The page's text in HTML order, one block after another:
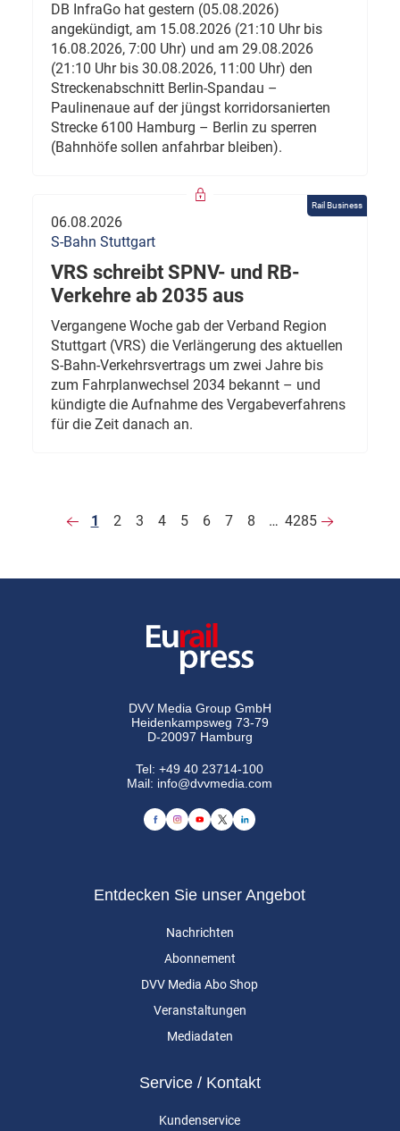
DB InfraGo hat gestern (05.08.2026)
angekündigt, am 15.08.2026 (21:10 Uhr bis
16.08.2026, 7:00 Uhr) und am 29.08.2026
(21:10 Uhr bis 30.08.2026, 11:00 Uhr) den
Streckenabschnitt Berlin-Spandau –
Paulinenaue auf der jüngst korridorsanierten
Strecke 6100 Hamburg – Berlin zu sperren
(Bahnhöfe sollen anfahrbar bleiben).
Rail Business
06.08.2026
S-Bahn Stuttgart
VRS schreibt SPNV- und RB-
Verkehre ab 2035 aus
Vergangene Woche gab der Verband Region
Stuttgart (VRS) die Verlängerung des aktuellen
S-Bahn-Verkehrsvertrags um zwei Jahre bis
zum Fahrplanwechsel 2034 bekannt – und
kündigte die Aufnahme des Vergabeverfahrens
für die Zeit danach an.
1 2 3 4 5 6 7 8 … 4285
DVV Media Group GmbH
Heidenkampsweg 73-79
D-20097 Hamburg
Tel:+49 40 23714-100
Mail: info@dvvmedia.com
Entdecken Sie unser Angebot
Nachrichten
Abonnement
DVV Media Abo Shop
Veranstaltungen
Mediadaten
Service / Kontakt
Kundenservice